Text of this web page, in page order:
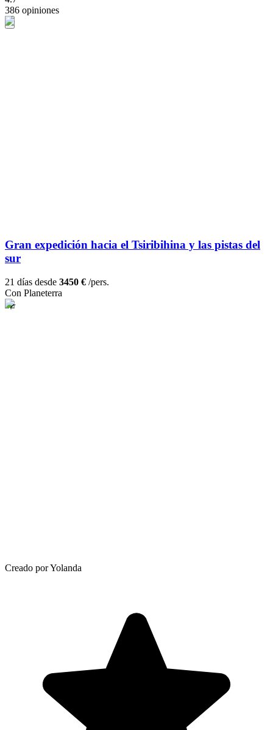
386 opiniones
Gran expedición hacia el Tsiribihina y las pistas del
sur
21 días desde 3450 € /pers.
Con Planeterra
Creado por Yolanda